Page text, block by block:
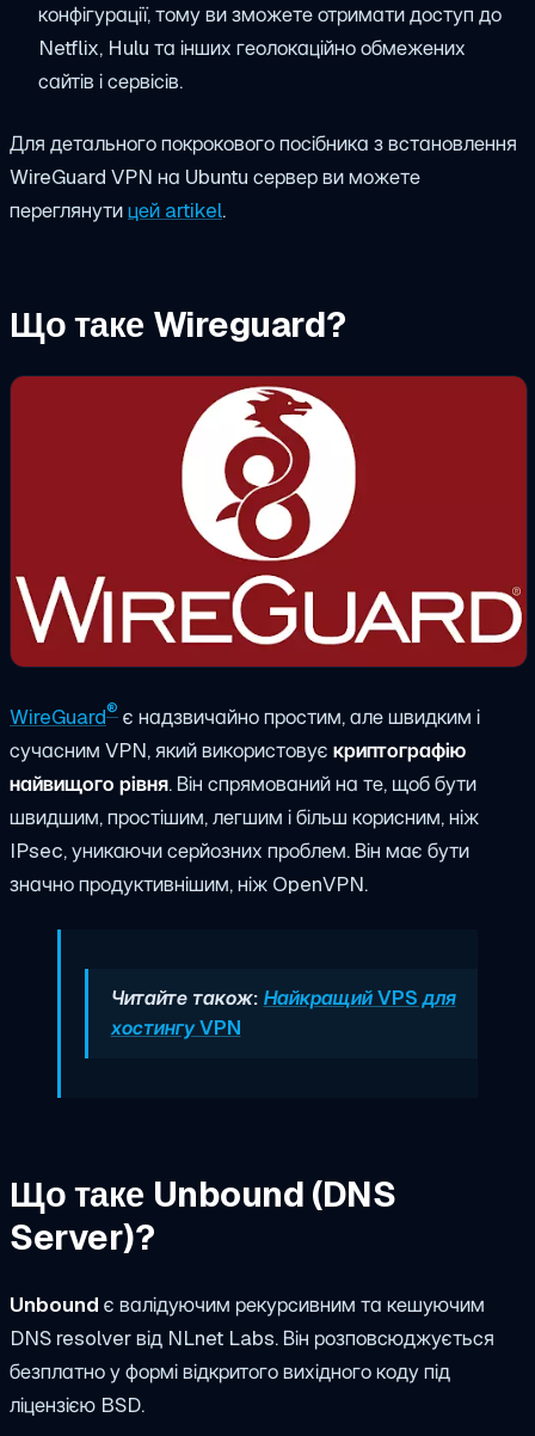
конфігурації, тому ви зможете отримати доступ до
Netflix, Hulu та інших геолокаційно обмежених
сайтів і сервісів.
Для детального покрокового посібника з встановлення
WireGuard VPN на Ubuntu сервер ви можете
переглянутицей artikel.
Що таке Wireguard?
WireGuard® є надзвичайно простим, але швидким і
сучасним VPN, який використовує криптографію
найвищого рівня. Він спрямований на те, щоб бути
швидшим, простішим, легшим і більш корисним, ніж
IPsec, уникаючи серйозних проблем. Він має бути
значно продуктивнішим, ніж OpenVPN.
Читайте також: Найкращий VPS для
хостингу VPN
Що таке Unbound (DNS
Server)?
Unbound є валідуючим рекурсивним та кешуючим
DNS resolver від NLnet Labs. Він розповсюджується
безплатно у формі відкритого вихідного коду під
ліцензією BSD.